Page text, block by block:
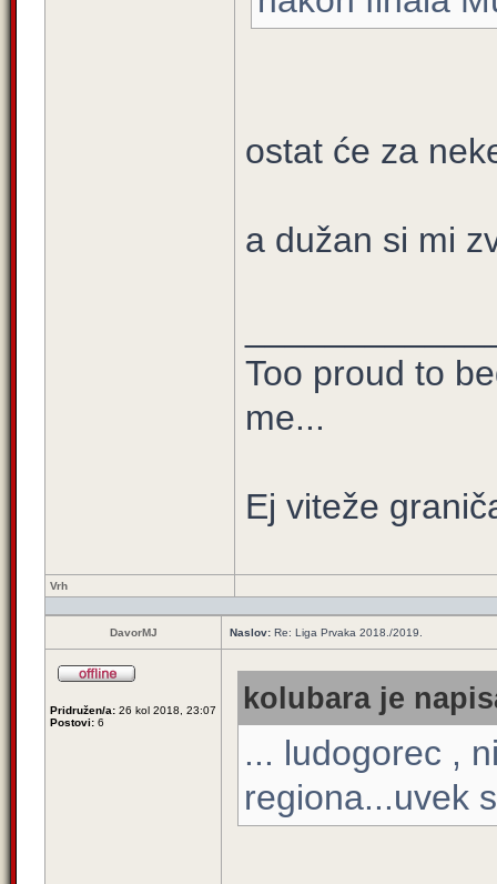
ostat će za
a dužan si mi
Too proud to
me...
Ej viteže
Vrh
DavorMJ Naslov: Re: Liga Prvaka 2018./2019.
Pridružen/a: 26 kol 2018, 23:07
Postovi: 6
kolubara je
... ludogorec ,
regiona...uvek